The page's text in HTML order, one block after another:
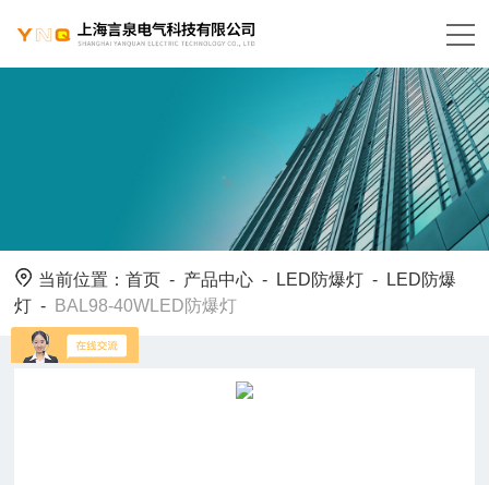
当前位置：首页 - 产品中心 - LED防爆灯 -
LED防爆
灯 - BAL98-40WLED防爆灯